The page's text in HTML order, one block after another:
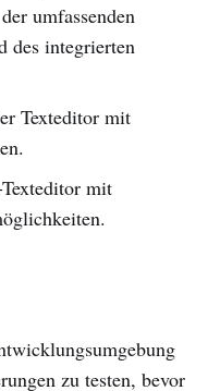
umfassenden
des integrierten
Texteditor mit
mit
zu testen, bevor